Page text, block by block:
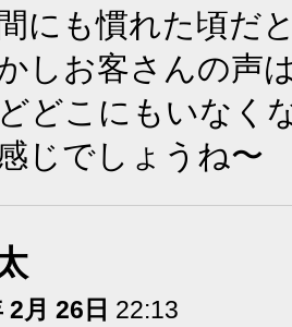
にも慣れた頃だ
しお客さんの声
どこにもいなく
じでしょうね〜
2月 26日 22:13